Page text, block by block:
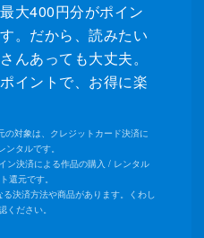
大400円分がポイン
。だから、読みたい
んあっても大丈夫。
イントで、お得に楽
の対象は、クレジットカード決済に
タルです。
ン決済による作品の購入 / レンタル
還元です。
決済方法や商品があります。くわし
ください。